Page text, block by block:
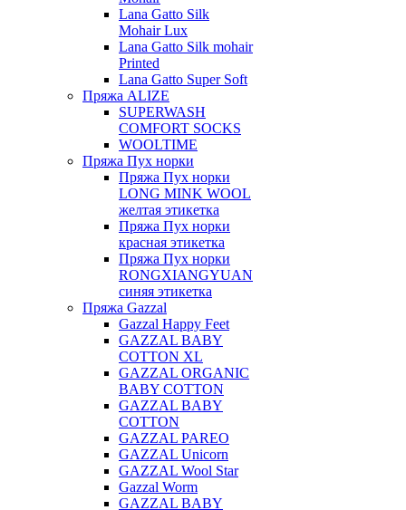
Lana Gatto Silk
Mohair Lux
Lana Gatto Silk mohair
Printed
Lana Gatto Super Soft
Пряжа ALIZE
SUPERWASH
COMFORT SOCKS
WOOLTIME
Пряжа Пух норки
Пряжа Пух норки
LONG MINK WOOL
желтая этикетка
Пряжа Пух норки
красная этикетка
Пряжа Пух норки
RONGXIANGYUAN
синяя этикетка
Пряжа Gazzal
Gazzal Happy Feet
GAZZAL BABY
COTTON XL
GAZZAL ORGANIC
BABY COTTON
GAZZAL BABY
COTTON
GAZZAL PAREO
GAZZAL Unicorn
GAZZAL Wool Star
Gazzal Worm
GAZZAL BABY